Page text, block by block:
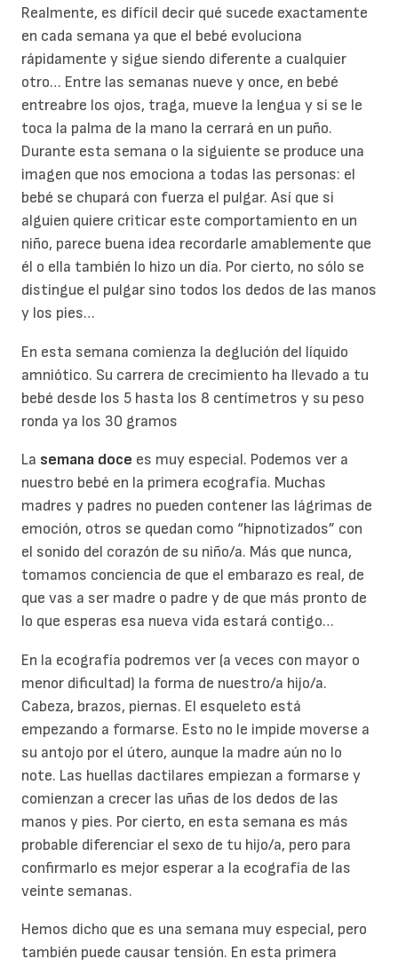
Realmente, es difícil decir qué sucede exactamente
en cada semana ya que el bebé evoluciona
rápidamente y sigue siendo diferente a cualquier
otro… Entre las semanas nueve y once, en bebé
entreabre los ojos, traga, mueve la lengua y si se le
toca la palma de la mano la cerrará en un puño.
Durante esta semana o la siguiente se produce una
imagen que nos emociona a todas las personas: el
bebé se chupará con fuerza el pulgar. Así que si
alguien quiere criticar este comportamiento en un
niño, parece buena idea recordarle amablemente que
él o ella también lo hizo un día. Por cierto, no sólo se
distingue el pulgar sino todos los dedos de las manos
y los pies…
En esta semana comienza la deglución del líquido
amniótico. Su carrera de crecimiento ha llevado a tu
bebé desde los 5 hasta los 8 centímetros y su peso
ronda ya los 30 gramos
La semana doce es muy especial. Podemos ver a
nuestro bebé en la primera ecografía. Muchas
madres y padres no pueden contener las lágrimas de
emoción, otros se quedan como “hipnotizados” con
el sonido del corazón de su niño/a. Más que nunca,
tomamos conciencia de que el embarazo es real, de
que vas a ser madre o padre y de que más pronto de
lo que esperas esa nueva vida estará contigo…
En la ecografía podremos ver (a veces con mayor o
menor dificultad) la forma de nuestro/a hijo/a.
Cabeza, brazos, piernas. El esqueleto está
empezando a formarse. Esto no le impide moverse a
su antojo por el útero, aunque la madre aún no lo
note. Las huellas dactilares empiezan a formarse y
comienzan a crecer las uñas de los dedos de las
manos y pies. Por cierto, en esta semana es más
probable diferenciar el sexo de tu hijo/a, pero para
confirmarlo es mejor esperar a la ecografía de las
veinte semanas.
Hemos dicho que es una semana muy especial, pero
también puede causar tensión. En esta primera